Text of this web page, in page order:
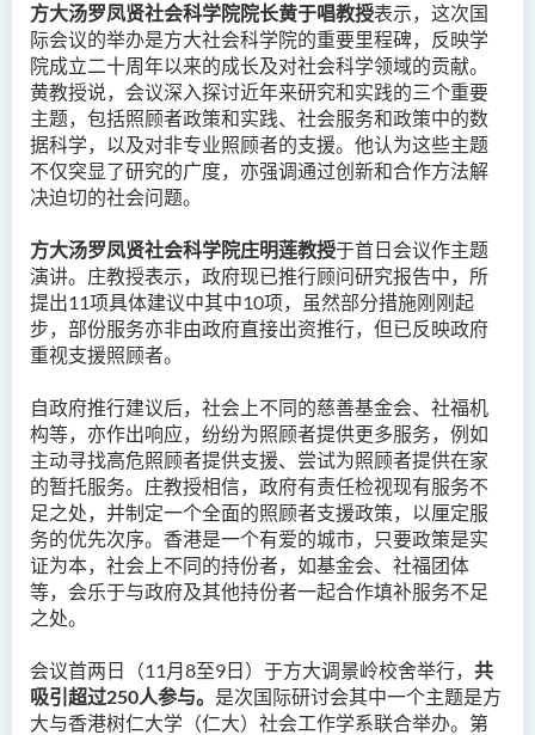
方大汤罗凤贤社会科学院院长黄于唱教授表示，这次国
际会议的举办是方大社会科学院的重要里程碑，反映学
院成立二十周年以来的成长及对社会科学领域的贡献。
黄教授说，会议深入探讨近年来研究和实践的三个重要
主题，包括照顾者政策和实践、社会服务和政策中的数
据科学，以及对非专业照顾者的支援。他认为这些主题
不仅突显了研究的广度，亦强调通过创新和合作方法解
决迫切的社会问题。
方大汤罗凤贤社会科学院庄明莲教授于首日会议作主题
演讲。庄教授表示，政府现已推行顾问研究报告中，所
提出11项具体建议中其中10项，虽然部分措施刚刚起
步，部份服务亦非由政府直接出资推行，但已反映政府
重视支援照顾者。
自政府推行建议后，社会上不同的慈善基金会、社福机
构等，亦作出响应，纷纷为照顾者提供更多服务，例如
主动寻找高危照顾者提供支援、尝试为照顾者提供在家
的暂托服务。庄教授相信，政府有责任检视现有服务不
足之处，并制定一个全面的照顾者支援政策，以厘定服
务的优先次序。香港是一个有爱的城市，只要政策是实
证为本，社会上不同的持份者，如基金会、社福团体
等，会乐于与政府及其他持份者一起合作填补服务不足
之处。
会议首两日（11月8至9日）于方大调景岭校舍举行， 共
吸引超过250人参与。 是次国际研讨会其中一个主题是方
大与香港树仁大学（仁大）社会工作学系联合举办。第